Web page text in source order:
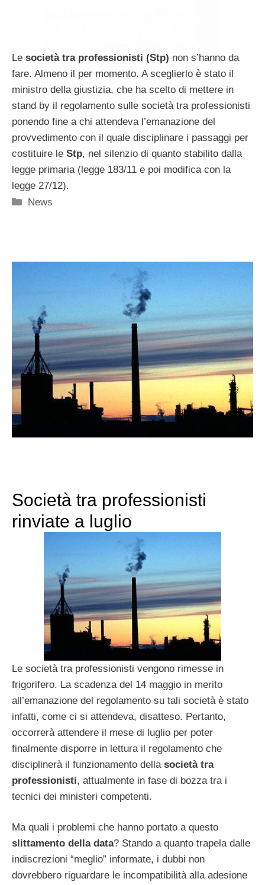
Le società tra professionisti (Stp) non s’hanno da
fare. Almeno il per momento. A sceglierlo è stato il
ministro della giustizia, che ha scelto di mettere in
stand by il regolamento sulle società tra professionisti
ponendo fine a chi attendeva l’emanazione del
provvedimento con il quale disciplinare i passaggi per
costituire le Stp, nel silenzio di quanto stabilito dalla
legge primaria (legge 183/11 e poi modifica con la
legge 27/12).
Categorie
News
Società tra professionisti
rinviate a luglio
Le società tra professionisti vengono rimesse in
frigorifero. La scadenza del 14 maggio in merito
all’emanazione del regolamento su tali società è stato
infatti, come ci si attendeva, disatteso. Pertanto,
occorrerà attendere il mese di luglio per poter
finalmente disporre in lettura il regolamento che
disciplinerà il funzionamento della società tra
professionisti, attualmente in fase di bozza tra i
tecnici dei ministeri competenti.
Ma quali i problemi che hanno portato a questo
slittamento della data? Stando a quanto trapela dalle
indiscrezioni “meglio” informate, i dubbi non
dovrebbero riguardare le incompatibilità alla adesione